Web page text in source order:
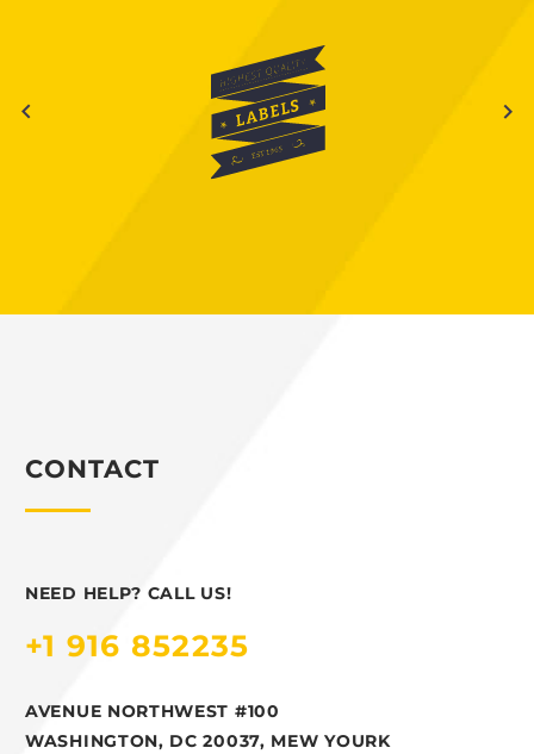
CONTACT
NEED HELP? CALL US!
+1 916 852235
AVENUE NORTHWEST #100
WASHINGTON, DC 20037, MEW YOURK